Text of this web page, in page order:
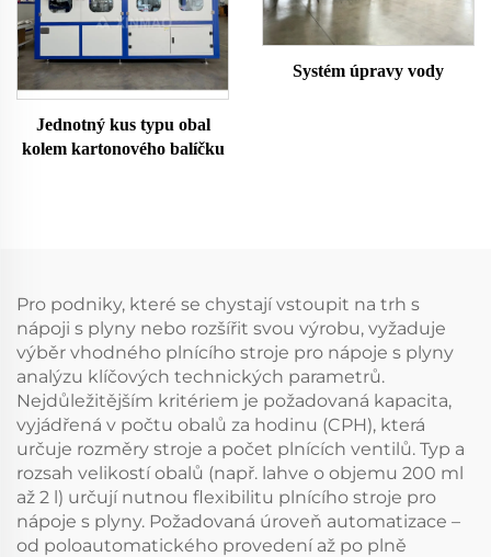
Jednotný kus typu obal
kolem kartonového balíčku
Systém úpravy vody
Pro podniky, které se chystají vstoupit na trh s
nápoji s plyny nebo rozšířit svou výrobu, vyžaduje
výběr vhodného plnícího stroje pro nápoje s plyny
analýzu klíčových technických parametrů.
Nejdůležitějším kritériem je požadovaná kapacita,
vyjádřená v počtu obalů za hodinu (CPH), která
určuje rozměry stroje a počet plnících ventilů. Typ a
rozsah velikostí obalů (např. lahve o objemu 200 ml
až 2 l) určují nutnou flexibilitu plnícího stroje pro
nápoje s plyny. Požadovaná úroveň automatizace –
od poloautomatického provedení až po plně